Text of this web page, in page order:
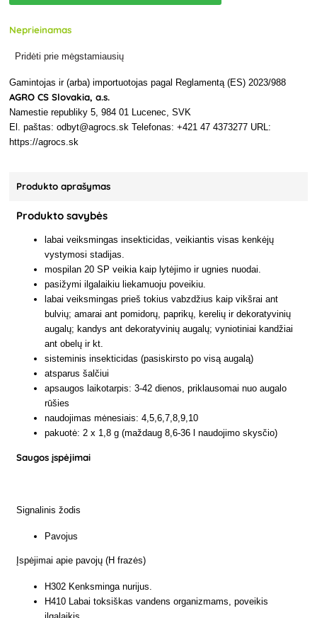
Neprieinamas
Pridėti prie mėgstamiausių
Gamintojas ir (arba) importuotojas pagal Reglamentą (ES) 2023/988
AGRO CS Slovakia, a.s.
Namestie republiky 5, 984 01 Lucenec, SVK
El. paštas: odbyt@agrocs.sk Telefonas: +421 47 4373277 URL:
https://agrocs.sk
Produkto aprašymas
Produkto savybės
labai veiksmingas insekticidas, veikiantis visas kenkėjų
vystymosi stadijas.
mospilan 20 SP veikia kaip lytėjimo ir ugnies nuodai.
pasižymi ilgalaikiu liekamuoju poveikiu.
labai veiksmingas prieš tokius vabzdžius kaip vikšrai ant
bulvių; amarai ant pomidorų, paprikų, kerelių ir dekoratyvinių
augalų; kandys ant dekoratyvinių augalų; vyniotiniai kandžiai
ant obelų ir kt.
sisteminis insekticidas (pasiskirsto po visą augalą)
atsparus šalčiui
apsaugos laikotarpis: 3-42 dienos, priklausomai nuo augalo
rūšies
naudojimas mėnesiais: 4,5,6,7,8,9,10
pakuotė: 2 x 1,8 g (maždaug 8,6-36 l naudojimo skysčio)
Saugos įspėjimai
Signalinis žodis
Pavojus
Įspėjimai apie pavojų (H frazės)
H302 Kenksminga nurijus.
H410 Labai toksiškas vandens organizmams, poveikis